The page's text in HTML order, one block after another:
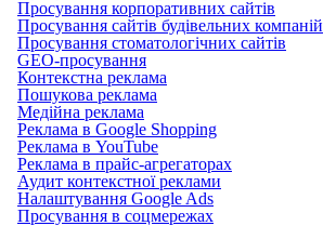
Просування корпоративних сайтів
Просування сайтів будівельних компаній
Просування стоматологічних сайтів
GEO-просування
Контекстна реклама
Пошукова реклама
Медійна реклама
Реклама в Google Shopping
Реклама в YouTube
Реклама в прайс-агрегаторах
Аудит контекстної реклами
Налаштування Google Ads
Просування в соцмережах